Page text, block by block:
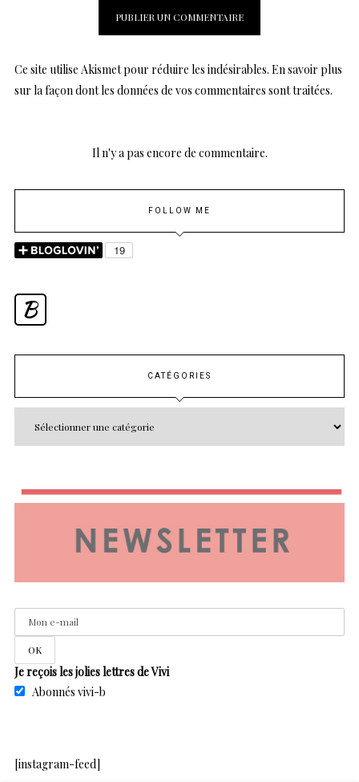
Ce site utilise Akismet pour réduire les indésirables. En savoir plus
sur la façon dont les données de vos commentaires sont traitées.
Il n'y a pas encore de commentaire.
FOLLOW ME
B
CATÉGORIES
Je reçois les jolies lettres de Vivi
Abonnés vivi-b
[instagram-feed]